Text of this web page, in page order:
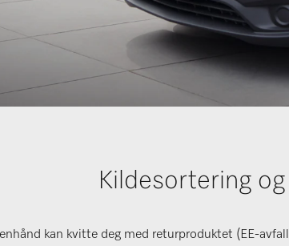
Kildesortering og
kan kvitte deg med returproduktet (EE-